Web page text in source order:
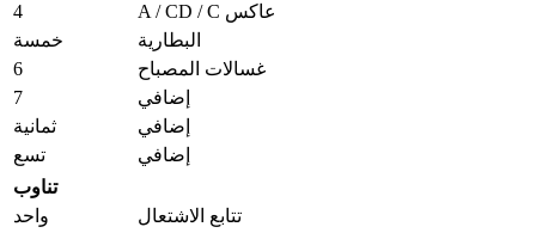
4
A / CD / C عاكس
خمسة
البطارية
6
غسالات المصباح
7
إضافي
ثمانية
إضافي
تسع
إضافي
تناوب
واحد
تتابع الاشتعال